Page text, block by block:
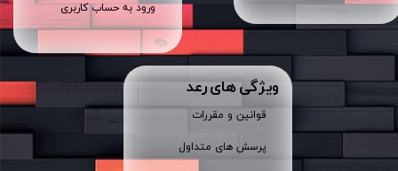
ورود به حساب کاربری
ویژگی های رعد
قوانین و مقررات
پرسش های متداول